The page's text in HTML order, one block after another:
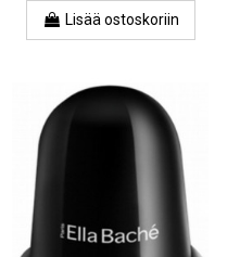
Lisää ostoskoriin